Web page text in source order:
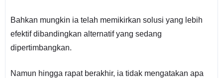
Bahkan mungkin ia telah memikirkan solusi yang lebih
efektif dibandingkan alternatif yang sedang
dipertimbangkan.
Namun hingga rapat berakhir, ia tidak mengatakan apa